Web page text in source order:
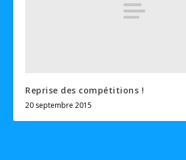
Reprise des compétitions !
20 septembre 2015